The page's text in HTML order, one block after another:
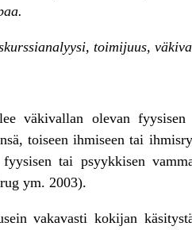
toimijuus,
väkivallan olevan
toiseen ihmiseen tai
tai psyykkisen
ym. 2003).
vakavasti kokijan